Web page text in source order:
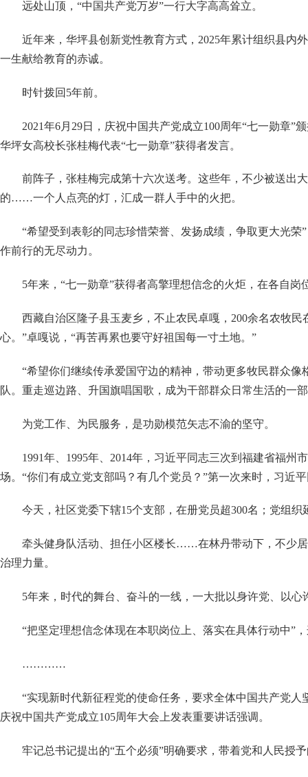
远处山顶， “中国共产党万岁”一行大字高高耸立。
近年来，华坪县创新党性教育方式， 2025年累计组织县内
一生献给教育的赤诚。
时针拨回 5年前。
2021年6月29日，庆祝中国共产党成立100周年“七一勋章
华坪女高校长张桂梅代表“七一勋章”获得者发言。
前阵子，张桂梅完成第十六次送考。这些年，不少被送出
的……一个人点亮的灯，汇成一群人手中的火把。
“希望受到表彰的同志珍惜荣誉、发扬成绩，争取更大光
作前行的无尽动力。
5年来，“七一勋章”获得者高擎理想信念的火炬，在各自岗
西藏自治区隆子县玉麦乡，不止农民卓嘎， 200余名农牧民
心。”卓嘎说，“再苦再累也要守好祖国每一寸土地。”
“希望你们继续传承爱国守边的精神，带动更多牧民群众
队。重走巡边路、升国旗唱国歌，成为干部群众日常生活的一
为党工作、为民服务，是功勋模范矢志不渝的坚守。
1991年、1995年、2014年，习近平同志三次到福建省福
场。“你们有成立党支部吗？有几个党员？”第一次来时，习近
今天，社区党委下辖15个支部，在册党员超300名；党组
牵头健身队活动、担任小区楼长……在林丹带动下，不少居
治理力量。
5年来，时代的舞台、奋斗的一线，一大批以身许党、以
“把坚定理想信念体现在本职岗位上、落实在具体行动中”
…………
“实现新时代新征程党的使命任务，要求全体中国共产党
庆祝中国共产党成立105周年大会上发表重要讲话强调。
牢记总书记提出的“五个必须”明确要求，带着党和人民授